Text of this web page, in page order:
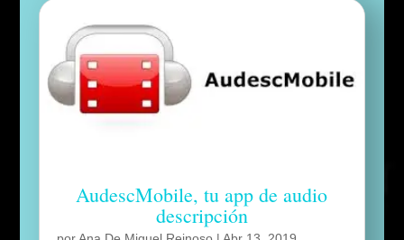
AudescMobile, tu app de audio
descripción